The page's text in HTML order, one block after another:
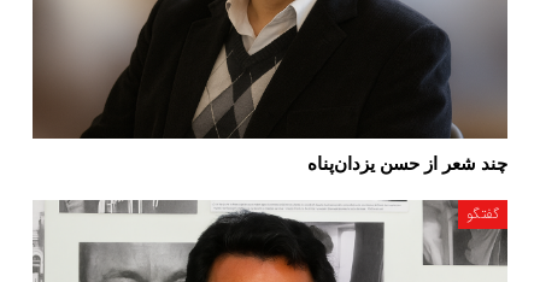
چند شعر از حسن یزدان‌پناه
گفتگو